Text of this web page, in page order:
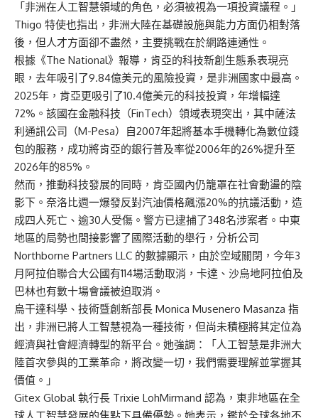
「非洲在人工智慧領域的角色，必須被視為一項投資議程。」
Thigo 特使也指出，非洲大陸在基礎設施與能力方面仍相對落
後，但人才方面卻不盡然，主要挑戰在於網路連通性。
根據《The National》報導，肯亞的科技新創生態系表現亮
眼，去年吸引了9.84億美元的風險投資，是非洲國家中最高。
2025年，肯亞更吸引了10.4億美元的科技投資，年增幅達
72%。該國在金融科技（FinTech）領域表現突出，其中薩法
利通訊公司（M-Pesa）自2007年起將基本手機轉化為數位錢
包的服務，成功將肯亞的銀行普及率從2006年的26%提升至
2026年的85%。
然而，推動科技發展的同時，肯亞國內仍籠罩在社會動盪的陰
影下。奈洛比週一爆發反對汽油價格飆漲20%的抗議活動，造
成四人死亡、逾30人受傷。警方已逮捕了348名涉案者。中東
地區的局勢也間接影響了國際活動的舉行，分析公司
Northborne Partners LLC 的數據顯示，由於空域關閉，今年3
月阿拉伯聯合大公國有114場活動取消，卡達、沙烏地阿拉伯及
巴林也有數十場會議被迫取消。
烏干達科學、技術暨創新部長 Monica Musenero Masanza 指
出，非洲已將人工智慧視為一種技術，但尚未積極將其定位為
經濟與社會經濟轉型的新平台。她強調：「人工智慧是非洲大
陸首次參與的工業革命，將改變一切，我們需要理解並掌握其
價值。」
Gitex Global 執行長 Trixie LohMirmand 認為，東非地區在全